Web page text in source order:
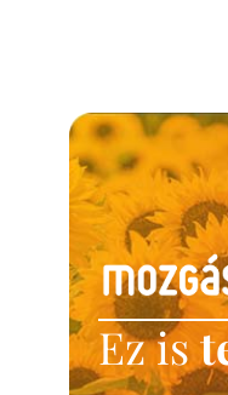
Ez is